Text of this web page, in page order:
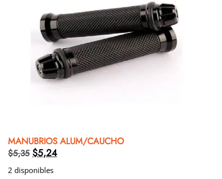
MANUBRIOS ALUM/CAUCHO
$5,35 $5,24
2 disponibles